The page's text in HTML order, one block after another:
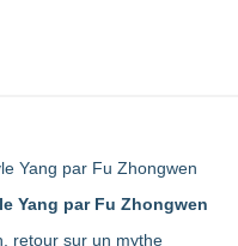
Yang par Fu Zhongwen